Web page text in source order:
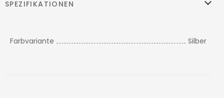
SPEZIFIKATIONEN
Farbvariante Silber